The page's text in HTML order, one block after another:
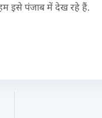
इसे पंजाब में देख रहे हैं.